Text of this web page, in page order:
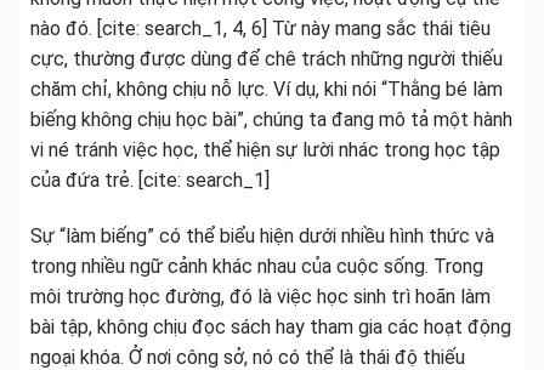
nào đó. [cite: search_1, 4, 6] Từ này mang sắc thái tiêu
cực, thường được dùng để chê trách những người thiếu
chăm chỉ, không chịu nỗ lực. Ví dụ, khi nói “Thằng bé làm
biếng không chịu học bài”, chúng ta đang mô tả một hành
vi né tránh việc học, thể hiện sự lười nhác trong học tập
của đứa trẻ. [cite: search_1]
Sự “làm biếng” có thể biểu hiện dưới nhiều hình thức và
trong nhiều ngữ cảnh khác nhau của cuộc sống. Trong
môi trường học đường, đó là việc học sinh trì hoãn làm
bài tập, không chịu đọc sách hay tham gia các hoạt động
ngoại khóa. Ở nơi công sở, nó có thể là thái độ thiếu